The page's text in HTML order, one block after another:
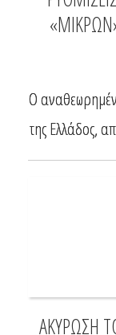
Ο
της Ελλάδος,
ΑΚΥΡΩΣΗ